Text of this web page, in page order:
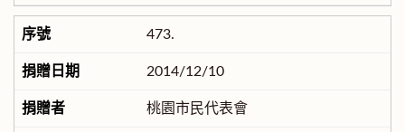
473.
2014/12/10
桃園市民代表會